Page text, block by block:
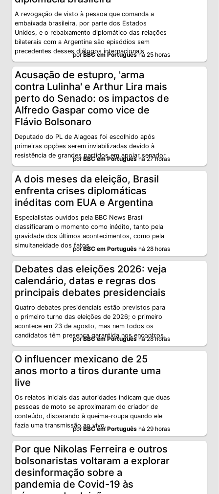
A revogação de visto à pessoa que comanda a
embaixada brasileira, por parte dos Estados
Unidos, e o rebaixamento diplomático das relações
bilaterais com a Argentina são episódios sem
precedentes desses diálogos internacionais
porBBC em Portuguêshá 25 horas
Acusação de estupro, 'arma
contra Lulinha' e Arthur Lira mais
perto do Senado: os impactos de
Alfredo Gaspar como vice de
Flávio Bolsonaro
Deputado do PL de Alagoas foi escolhido após
primeiras opções serem inviabilizadas devido à
resistência de grandes partidos em apoiar senador
porBBC em Portuguêshá 27 horas
A dois meses da eleição, Brasil
enfrenta crises diplomáticas
inéditas com EUA e Argentina
Especialistas ouvidos pela BBC News Brasil
classificaram o momento como inédito, tanto pela
gravidade dos últimos acontecimentos, como pela
simultaneidade dos fatos.
porBBC em Português há 28 horas
Debates das eleições 2026: veja
calendário, datas e regras dos
principais debates presidenciais
Quatro debates presidenciais estão previstos para
o primeiro turno das eleições de 2026; o primeiro
acontece em 23 de agosto, mas nem todos os
candidatos têm presença garantida nos encontros.
porBBC em Portuguêshá 28 horas
O influencer mexicano de 25
anos morto a tiros durante uma
live
Os relatos iniciais das autoridades indicam que duas
pessoas de moto se aproximaram do criador de
conteúdo, disparando à queima-roupa quando ele
fazia uma transmissão ao vivo.
porBBC em Português há 29 horas
Por que Nikolas Ferreira e outros
bolsonaristas voltaram a explorar
desinformação sobre a
pandemia de Covid-19 às